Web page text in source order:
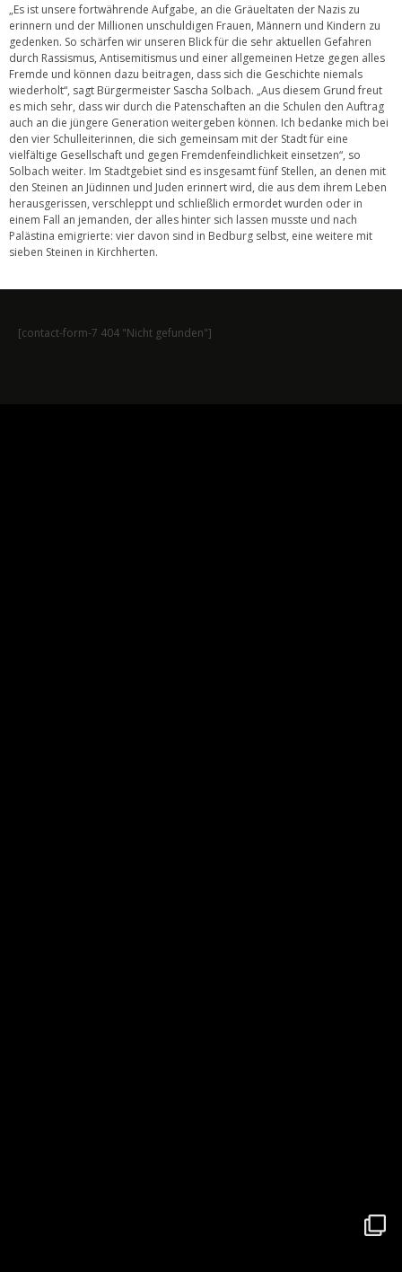
„Es ist unsere fortwährende Aufgabe, an die Gräueltaten der Nazis zu
erinnern und der Millionen unschuldigen Frauen, Männern und Kindern zu
gedenken. So schärfen wir unseren Blick für die sehr aktuellen Gefahren
durch Rassismus, Antisemitismus und einer allgemeinen Hetze gegen alles
Fremde und können dazu beitragen, dass sich die Geschichte niemals
wiederholt“, sagt Bürgermeister Sascha Solbach. „Aus diesem Grund freut
es mich sehr, dass wir durch die Patenschaften an die Schulen den Auftrag
auch an die jüngere Generation weitergeben können. Ich bedanke mich bei
den vier Schulleiterinnen, die sich gemeinsam mit der Stadt für eine
vielfältige Gesellschaft und gegen Fremdenfeindlichkeit einsetzen“, so
Solbach weiter. Im Stadtgebiet sind es insgesamt fünf Stellen, an denen mit
den Steinen an Jüdinnen und Juden erinnert wird, die aus dem ihrem Leben
herausgerissen, verschleppt und schließlich ermordet wurden oder in
einem Fall an jemanden, der alles hinter sich lassen musste und nach
Palästina emigrierte: vier davon sind in Bedburg selbst, eine weitere mit
sieben Steinen in Kirchherten.
[contact-form-7 404 "Nicht gefunden"]